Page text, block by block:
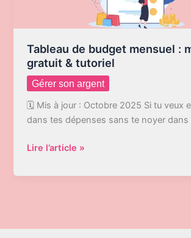
+
listes
de
courses]
Tableau de budget mensuel :
gratuit & tutoriel
Gérer son argent
🗓️ Mis à jour : Octobre 2025 Si tu veux
dans tes dépenses sans te noyer dans
Tableau
budget
Lire l’article »